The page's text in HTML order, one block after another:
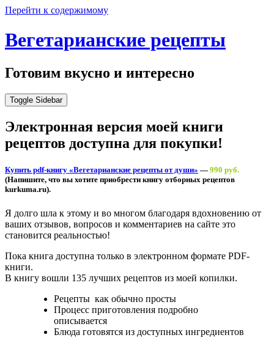
Перейти к содержимому
Вегетарианские рецепты
Готовим вкусно и интересно
Toggle Sidebar
Электронная версия моей книги
рецептов доступна для покупки!
Купить pdf-книгу «Вегетарианские рецепты от души» — 990 руб.
(Напишите, что вы хотите приобрести книгу отборных рецептов
kurkuma.ru).
Я долго шла к этому и во многом благодаря вдохновению от
ваших отзывов, вопросов и комментариев на сайте это
становится реальностью!
Пока книга доступна только в электронном формате PDF-
книги.
В книгу вошли 135 лучших рецептов из моей копилки.
Рецепты как обычно просты
Процесс приготовления подробно
описывается
Блюда готовятся из доступных ингредиентов